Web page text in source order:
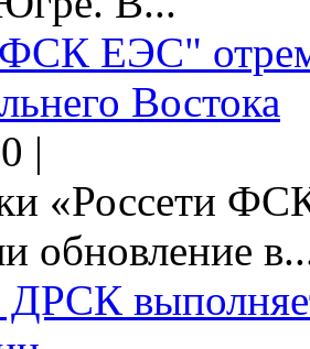
ЕЭС"
Востока
|
«Россети
обновление